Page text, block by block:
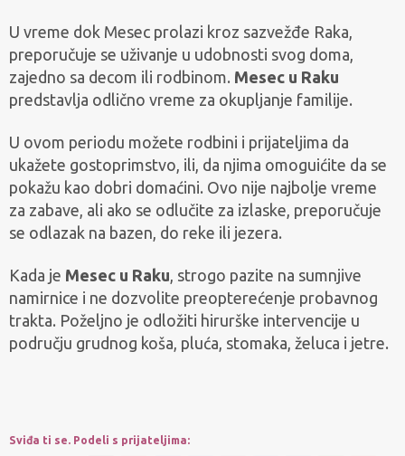
U vreme dok Mesec prolazi kroz sazvežđe Raka,
preporučuje se uživanje u udobnosti svog doma,
zajedno sa decom ili rodbinom. Mesec u Raku
predstavlja odlično vreme za okupljanje familije.
U ovom periodu možete rodbini i prijateljima da
ukažete gostoprimstvo, ili, da njima omoguićite da se
pokažu kao dobri domaćini. Ovo nije najbolje vreme
za zabave, ali ako se odlučite za izlaske, preporučuje
se odlazak na bazen, do reke ili jezera.
Kada je Mesec u Raku, strogo pazite na sumnjive
namirnice i ne dozvolite preopterećenje probavnog
trakta. Poželjno je odložiti hirurške intervencije u
području grudnog koša, pluća, stomaka, želuca i jetre.
Sviđa ti se. Podeli s prijateljima: